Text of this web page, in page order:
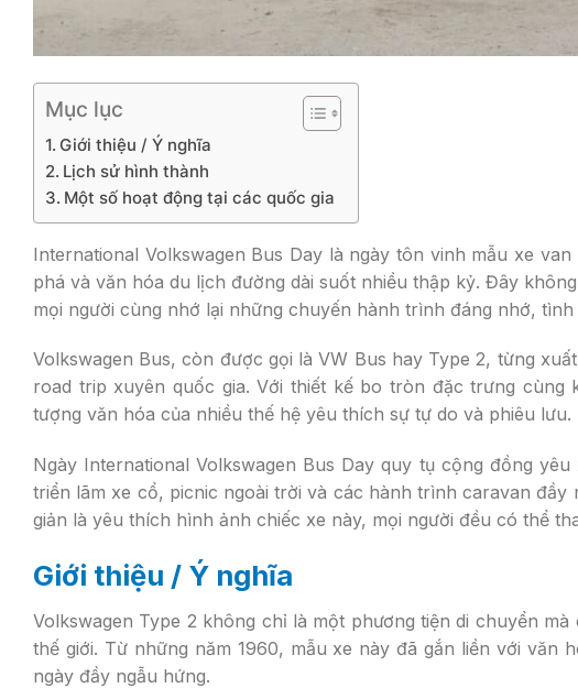
Mục lục
Giới thiệu / Ý nghĩa
Lịch sử hình thành
Một số hoạt động tại các quốc gia
International Volkswagen Bus Day là ngày tôn vinh mẫu xe
phá và văn hóa du lịch đường dài suốt nhiều thập kỷ. Đây
mọi người cùng nhớ lại những chuyến hành trình đáng nhớ,
Volkswagen Bus, còn được gọi là VW Bus hay Type 2, từng
road trip xuyên quốc gia. Với thiết kế bo tròn đặc trưng
tượng văn hóa của nhiều thế hệ yêu thích sự tự do và phiêu lưu.
Ngày International Volkswagen Bus Day quy tụ cộng đồng
triển lãm xe cổ, picnic ngoài trời và các hành trình caravan
giản là yêu thích hình ảnh chiếc xe này, mọi người đều có thể
Giới thiệu / Ý nghĩa
Volkswagen Type 2 không chỉ là một phương tiện di chuyển
thế giới. Từ những năm 1960, mẫu xe này đã gắn liền với văn
ngày đầy ngẫu hứng.